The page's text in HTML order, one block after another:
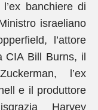
banchiere di
israeliano
l’attore
CIA Bill Burns, il
l’ex
e il produttore
Harvey